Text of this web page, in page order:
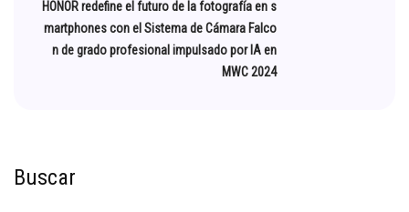
HONOR redefine el futuro de la fotografía en s
martphones con el Sistema de Cámara Falco
n de grado profesional impulsado por IA en
MWC 2024
Buscar